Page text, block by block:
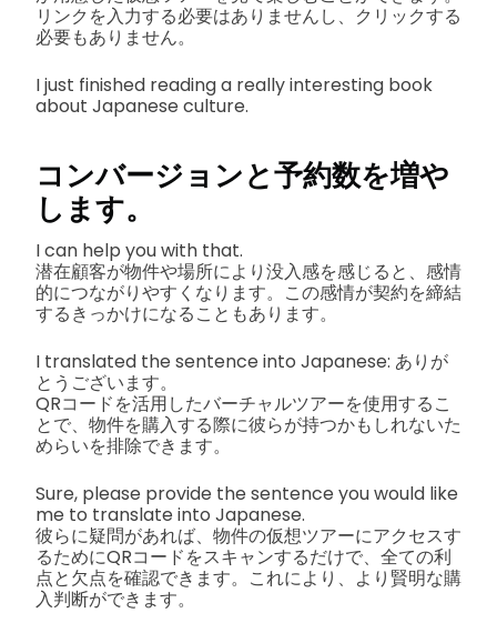
リンクを入力する必要はありませんし、クリックする
必要もありません。
I just finished reading a really interesting book
about Japanese culture.
コンバージョンと予約数を増や
します。
I can help you with that.
潜在顧客が物件や場所により没入感を感じると、感情
的につながりやすくなります。この感情が契約を締結
するきっかけになることもあります。
I translated the sentence into Japanese: ありが
とうございます。
QRコードを活用したバーチャルツアーを使用するこ
とで、物件を購入する際に彼らが持つかもしれないた
めらいを排除できます。
Sure, please provide the sentence you would like
me to translate into Japanese.
彼らに疑問があれば、物件の仮想ツアーにアクセスす
るためにQRコードをスキャンするだけで、全ての利
点と欠点を確認できます。これにより、より賢明な購
入判断ができます。